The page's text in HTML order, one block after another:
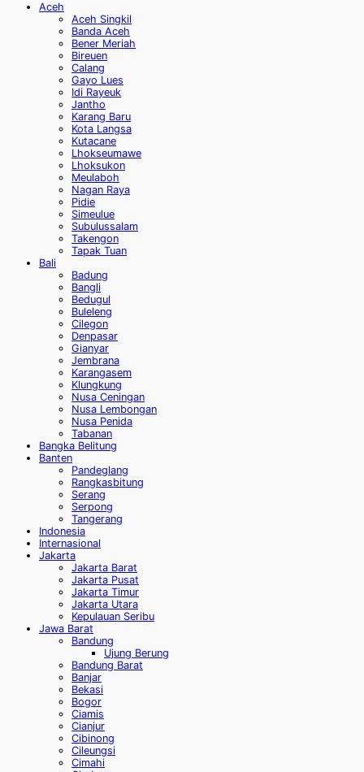
Aceh
Aceh Singkil
Banda Aceh
Bener Meriah
Bireuen
Calang
Gayo Lues
Idi Rayeuk
Jantho
Karang Baru
Kota Langsa
Kutacane
Lhokseumawe
Lhoksukon
Meulaboh
Nagan Raya
Pidie
Simeulue
Subulussalam
Takengon
Tapak Tuan
Bali
Badung
Bangli
Bedugul
Buleleng
Cilegon
Denpasar
Gianyar
Jembrana
Karangasem
Klungkung
Nusa Ceningan
Nusa Lembongan
Nusa Penida
Tabanan
Bangka Belitung
Banten
Pandeglang
Rangkasbitung
Serang
Serpong
Tangerang
Indonesia
Internasional
Jakarta
Jakarta Barat
Jakarta Pusat
Jakarta Timur
Jakarta Utara
Kepulauan Seribu
Jawa Barat
Bandung
Ujung Berung
Bandung Barat
Banjar
Bekasi
Bogor
Ciamis
Cianjur
Cibinong
Cileungsi
Cimahi